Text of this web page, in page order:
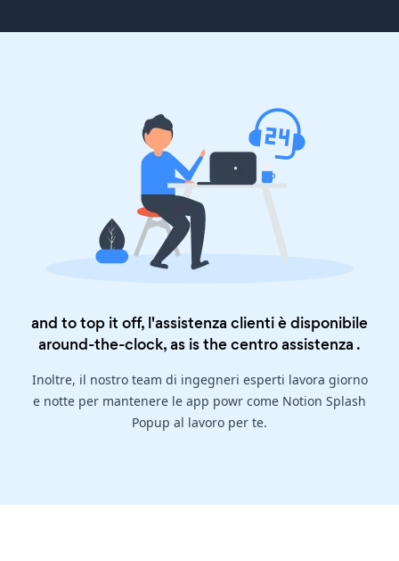
and to top it off, l'assistenza clienti è disponibile
around-the-clock, as is thecentro assistenza .
Inoltre, il nostro team di ingegneri esperti lavora giorno
e notte per mantenere le app powr come Notion Splash
Popup al lavoro per te.